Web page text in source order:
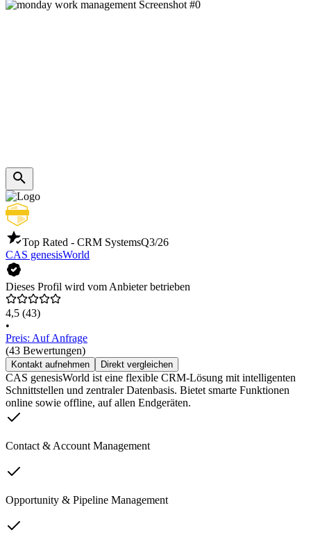
Top Rated - CRM SystemsQ3/26
CAS genesisWorld
Dieses Profil wird vom Anbieter betrieben
4,5 (43)
•
Preis: Auf Anfrage
(43 Bewertungen)
Kontakt aufnehmen Direkt vergleichen
CAS genesisWorld ist eine flexible CRM-Lösung mit intelligenten
Schnittstellen und zentraler Datenbasis. Bietet smarte Funktionen
online sowie offline, auf allen Endgeräten.
Contact & Account Management
Opportunity & Pipeline Management